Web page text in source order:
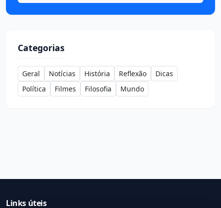
Categorias
Geral Notícias História Reflexão
Dicas
Política
Filmes Filosofia Mundo
Links úteis